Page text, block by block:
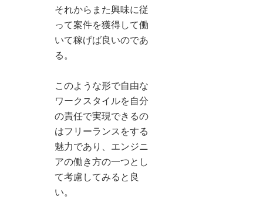
それからまた興味に従
って案件を獲得して働
いて稼げば良いのであ
る。
このような形で自由な
ワークスタイルを自分
の責任で実現できるの
はフリーランスをする
魅力であり、エンジニ
アの働き方の一つとし
て考慮してみると良
い。